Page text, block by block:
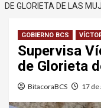
DE GLORIETA DE LAS
GOBIERNO BCS
Supervisa
de Glorieta
BitacoraBCS 17 de